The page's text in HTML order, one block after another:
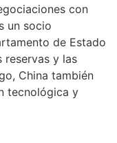
con
un socio
de Estado
reservas y las
China también
tecnológica y